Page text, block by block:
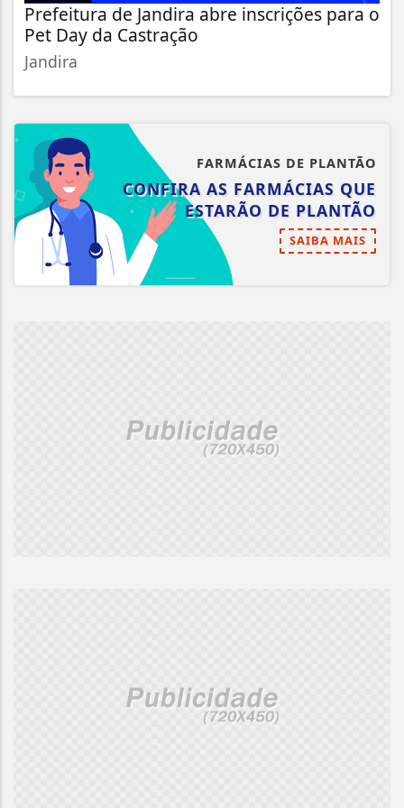
Prefeitura de Jandira abre inscrições para o
Pet Day da Castração
Jandira
FARMÁCIAS DE PLANTÃO
CONFIRA AS FARMÁCIAS QUE
ESTARÃO DE PLANTÃO
SAIBA MAIS